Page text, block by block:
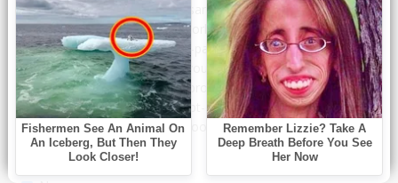
that are categorized as necessary are stored on your browser
as they are essential for the working of basic functionalities of
the website. We also use third-party cookies that help us
analyze and understand how you use this website. These
cookies will be stored in your browser only with your consent.
You also have the option to opt-out of these cookies. But
opting out of some of these cookies may affect your browsing
experience.
Necessary